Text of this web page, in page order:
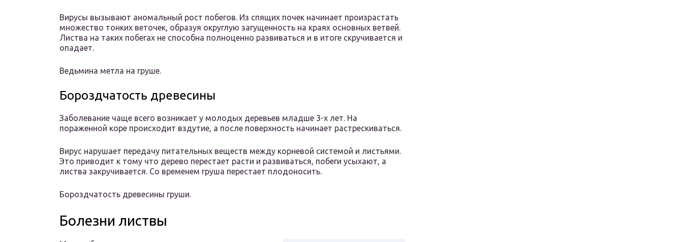
Вирусы вызывают аномальный рост побегов. Из спящих почек начинает произрастать
множество тонких веточек, образуя округлую загущенность на краях основных ветвей.
Листва на таких побегах не способна полноценно развиваться и в итоге скручивается и
опадает.
Ведьмина метла на груше.
Бороздчатость древесины
Заболевание чаще всего возникает у молодых деревьев младше 3-х лет. На
пораженной коре происходит вздутие, а после поверхность начинает растрескиваться.
Вирус нарушает передачу питательных веществ между корневой системой и листьями.
Это приводит к тому что дерево перестает расти и развиваться, побеги усыхают, а
листва закручивается. Со временем груша перестает плодоносить.
Бороздчатость древесины груши.
Болезни листвы